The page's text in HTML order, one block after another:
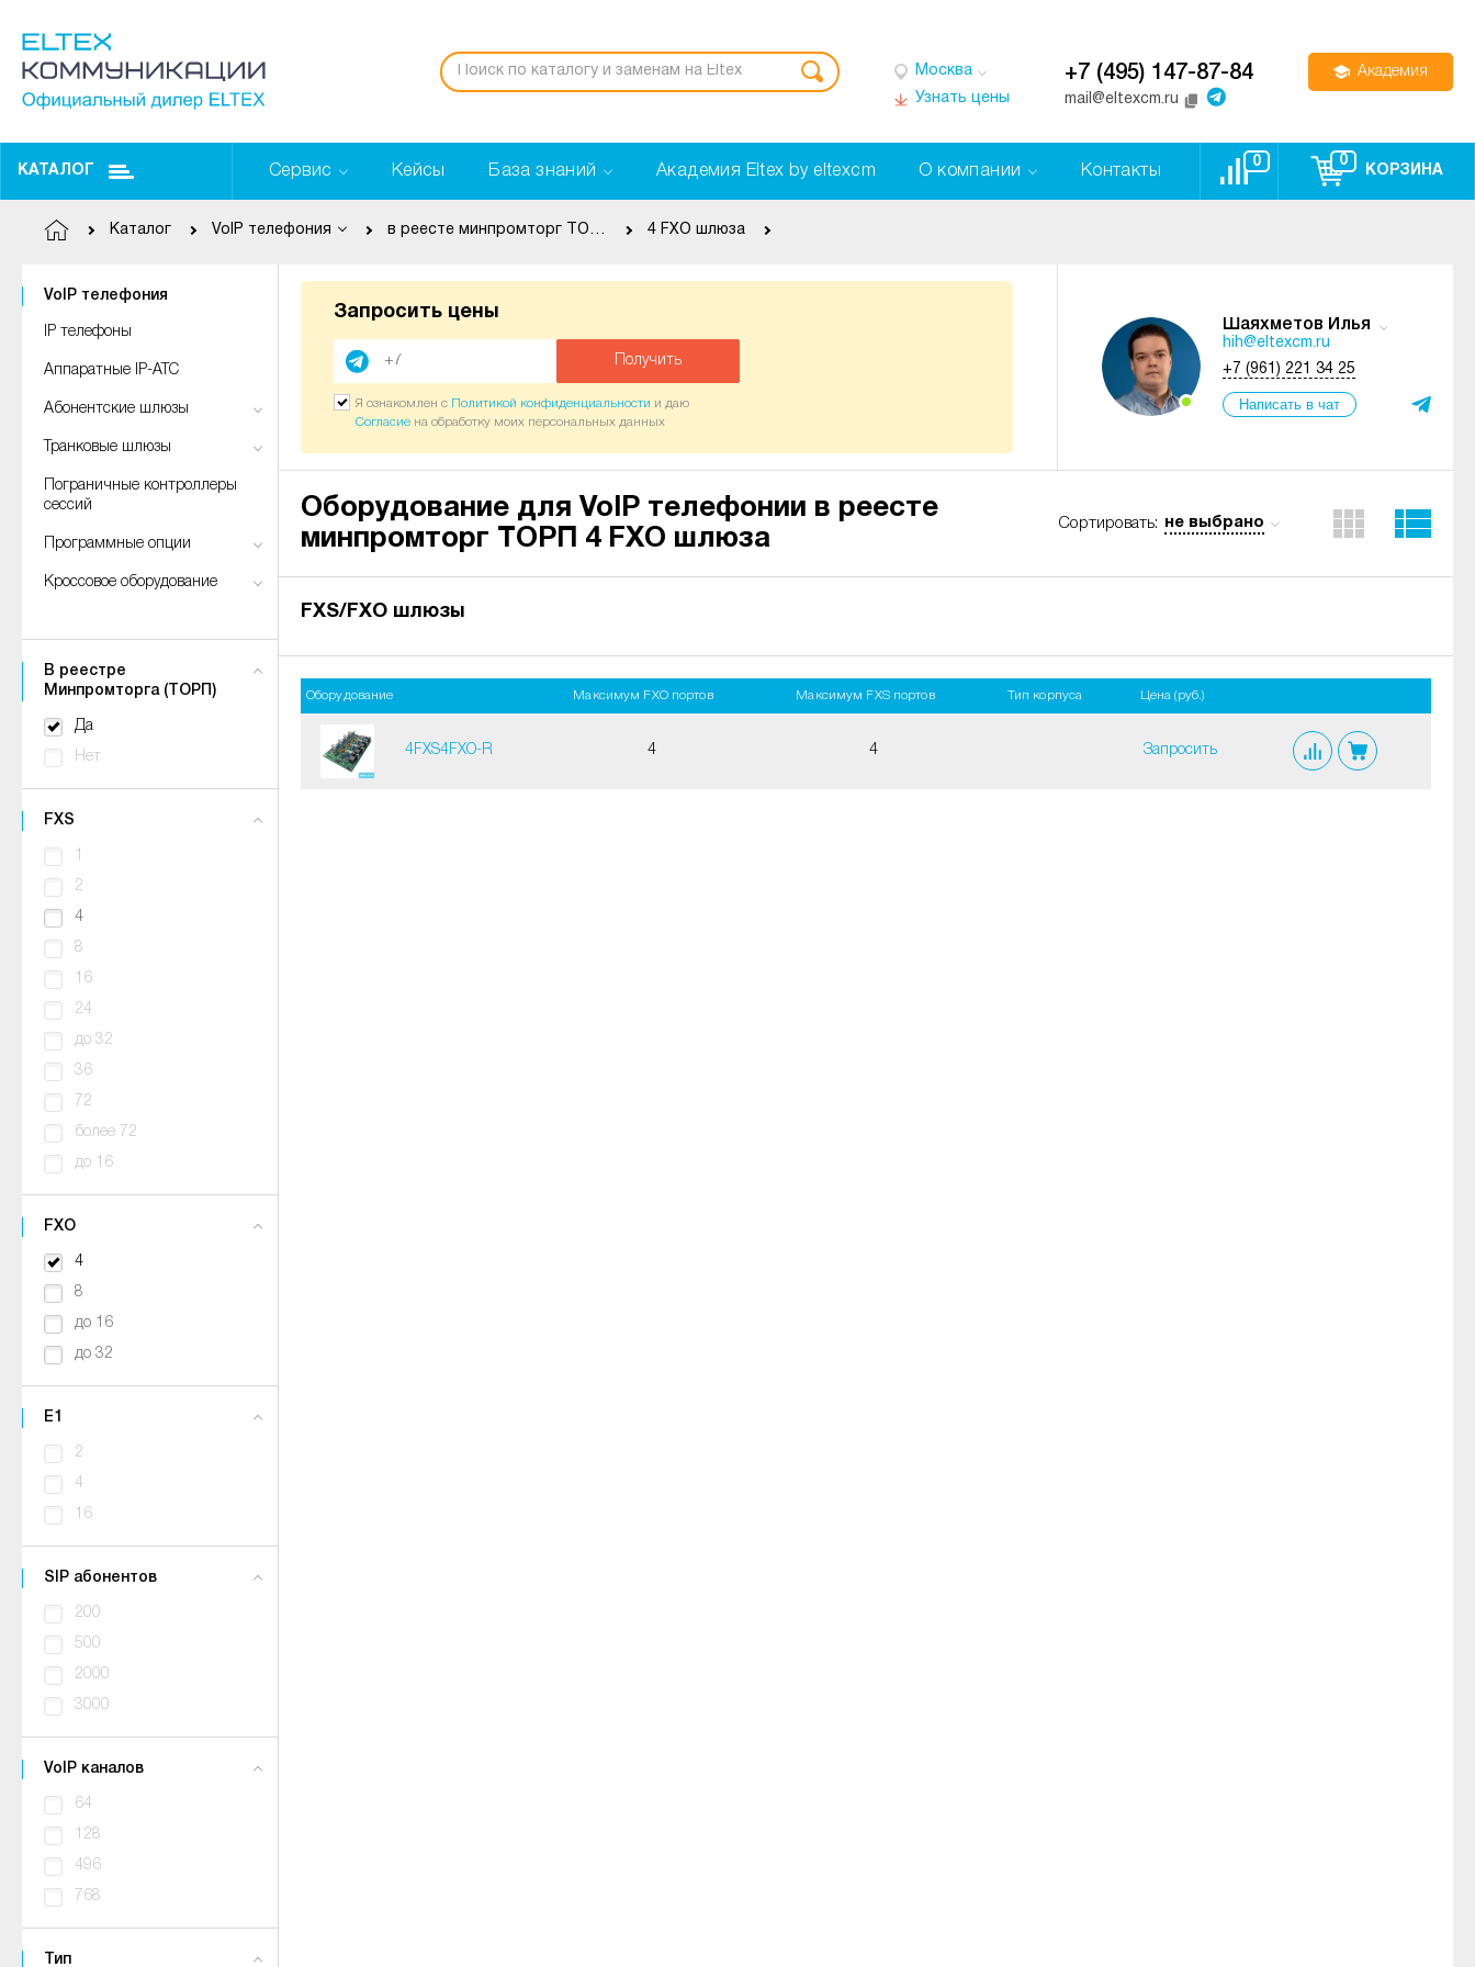
Москва
Узнать цены
+7 (495) 147-87-84
mail@eltexcm.ru
Академия
КАТАЛОГ Сервис Кейсы База знаний Академия Eltex by eltexcm О компании Контакты
0 0
КОРЗИНА
Каталог VoIP телефония в реесте минпромторг ТОРП 4 FXO шлюза
VoIP телефония
IP телефоны
Аппаратные IP-АТС
Абонентские шлюзы
Транковые шлюзы
Пограничные контроллеры
сессий
Программные опции
Кроссовое оборудование
В реестре
Минпромторга (ТОРП)
Да
Нет
FXS
1
2
4
8
16
24
до 32
36
72
более 72
до 16
FXO
4
8
до 16
до 32
E1
2
4
16
SIP абонентов
200
500
2000
3000
VoIP каналов
64
128
496
768
Тип
Запросить цены
Получить
Я ознакомлен с Политикой конфиденциальности и даю
Согласие на обработку моих персональных данных
Шаяхметов Илья
hih@eltexcm.ru
+7 (961) 221 34 25
Написать в чат
Оборудование для VoIP телефонии в реесте
минпромторг ТОРП 4 FXO шлюза
Сортировать: не выбрано
FXS/FXO шлюзы
Оборудование Максимум FXO портов Максимум FXS портов Тип корпуса Цена (руб.)
4FXS4FXO-R 4 4 Запросить